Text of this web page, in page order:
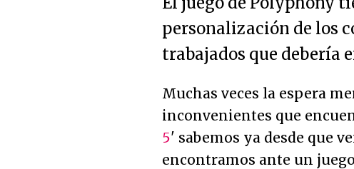
personalización de los
trabajados que debería
Muchas veces la espera
inconvenientes que
5' sabemos ya desde que
encontramos ante un